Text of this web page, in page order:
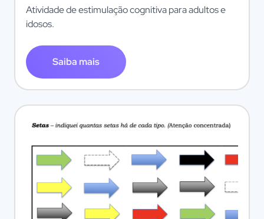
Atividade de estimulação cognitiva para adultos e
idosos.
Saiba mais